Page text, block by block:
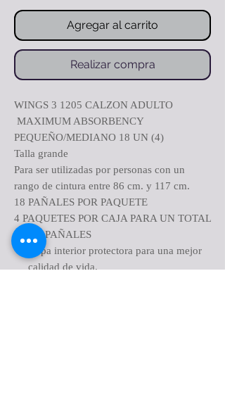
Agregar al carrito
Realizar compra
WINGS 3 1205 CALZON ADULTO
MAXIMUM ABSORBENCY
PEQUEÑO/MEDIANO 18 UN (4)
Talla grande
Para ser utilizadas por personas con un
rango de cintura entre 86 cm. y 117 cm.
18 PAÑALES POR PAQUETE
4 PAQUETES POR CAJA PARA UN TOTAL
DE 72 PAÑALES
Ropa interior protectora para una mejor
calidad de vida.